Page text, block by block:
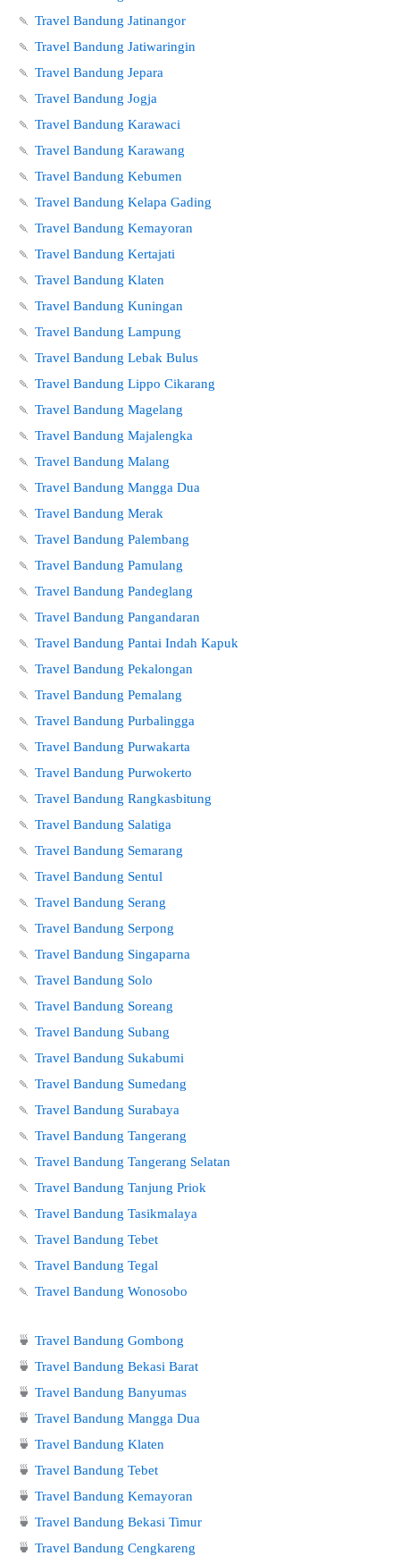
🍡 Travel Bandung Jatinangor
🍡 Travel Bandung Jatiwaringin
🍡 Travel Bandung Jepara
🍡 Travel Bandung Jogja
🍡 Travel Bandung Karawaci
🍡 Travel Bandung Karawang
🍡 Travel Bandung Kebumen
🍡 Travel Bandung Kelapa Gading
🍡 Travel Bandung Kemayoran
🍡 Travel Bandung Kertajati
🍡 Travel Bandung Klaten
🍡 Travel Bandung Kuningan
🍡 Travel Bandung Lampung
🍡 Travel Bandung Lebak Bulus
🍡 Travel Bandung Lippo Cikarang
🍡 Travel Bandung Magelang
🍡 Travel Bandung Majalengka
🍡 Travel Bandung Malang
🍡 Travel Bandung Mangga Dua
🍡 Travel Bandung Merak
🍡 Travel Bandung Palembang
🍡 Travel Bandung Pamulang
🍡 Travel Bandung Pandeglang
🍡 Travel Bandung Pangandaran
🍡 Travel Bandung Pantai Indah Kapuk
🍡 Travel Bandung Pekalongan
🍡 Travel Bandung Pemalang
🍡 Travel Bandung Purbalingga
🍡 Travel Bandung Purwakarta
🍡 Travel Bandung Purwokerto
🍡 Travel Bandung Rangkasbitung
🍡 Travel Bandung Salatiga
🍡 Travel Bandung Semarang
🍡 Travel Bandung Sentul
🍡 Travel Bandung Serang
🍡 Travel Bandung Serpong
🍡 Travel Bandung Singaparna
🍡 Travel Bandung Solo
🍡 Travel Bandung Soreang
🍡 Travel Bandung Subang
🍡 Travel Bandung Sukabumi
🍡 Travel Bandung Sumedang
🍡 Travel Bandung Surabaya
🍡 Travel Bandung Tangerang
🍡 Travel Bandung Tangerang Selatan
🍡 Travel Bandung Tanjung Priok
🍡 Travel Bandung Tasikmalaya
🍡 Travel Bandung Tebet
🍡 Travel Bandung Tegal
🍡 Travel Bandung Wonosobo
🍵 Travel Bandung Gombong
🍵 Travel Bandung Bekasi Barat
🍵 Travel Bandung Banyumas
🍵 Travel Bandung Mangga Dua
🍵 Travel Bandung Klaten
🍵 Travel Bandung Tebet
🍵 Travel Bandung Kemayoran
🍵 Travel Bandung Bekasi Timur
🍵 Travel Bandung Cengkareng